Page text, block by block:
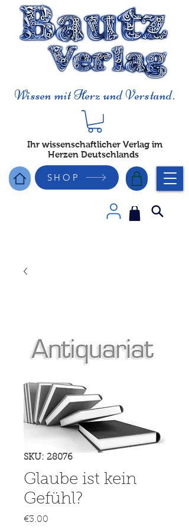
Wissen mit Herz und Verstand.
Ihr wissenschaftlicher Verlag im
Herzen Deutschlands
SHOP
SKU: 28076
Glaube ist kein
Gefühl?
€3.00